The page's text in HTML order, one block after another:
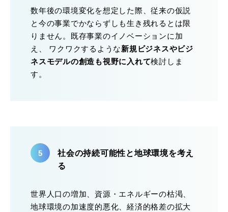
数年後の環境変化を想定した際、従来の仮説
と今の事業でかならずしも生き残れるとは限
りません。既存事業のイノベーションに加
え、 ワクワクするような新規ビジネスやビジ
ネスモデルの創造も視野に入れて検討しま
す。
社会の持続可能性と地球環境を考え
る
世界人口の増加、資源・エネルギーの枯渇、
地球環境の加速度的悪化、経済的格差の拡大